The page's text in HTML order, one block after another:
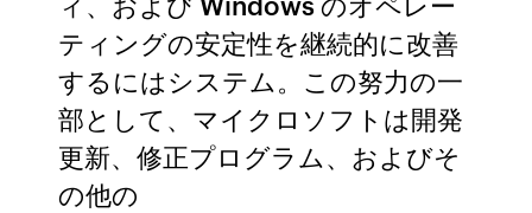
ティングの安定性を継続的に改善
するにはシステム。この努力の一
部として、マイクロソフトは開発
更新、修正プログラム、およびそ
の他の